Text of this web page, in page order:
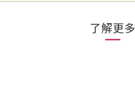
了解更多